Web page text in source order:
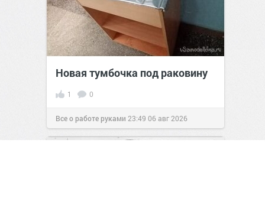
Новая тумбочка под раковину
1 0
Все о работе руками 23:49 06 авг 2026